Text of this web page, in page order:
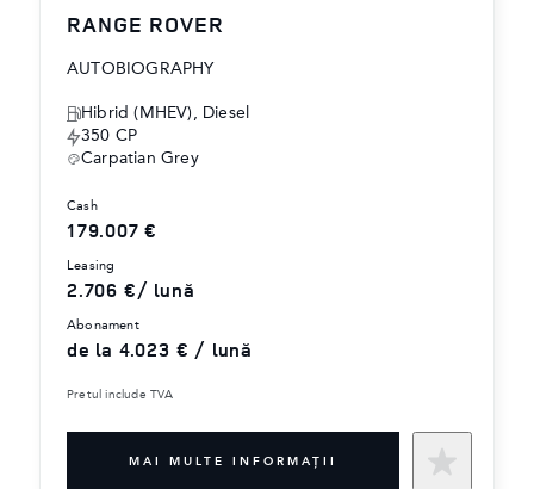
RANGE ROVER
AUTOBIOGRAPHY
Hibrid (MHEV), Diesel
350 CP
Carpatian Grey
cash
179.007 €
leasing
2.706 €/ lună
abonament
de la 4.023 € / lună
Pretul include TVA
MAI MULTE INFORMAŢII